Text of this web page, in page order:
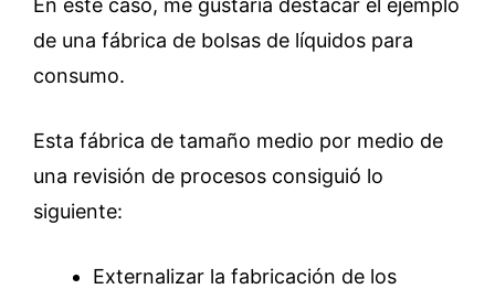
de una fábrica de bolsas de líquidos para
consumo.
Esta fábrica de tamaño medio por medio de
una revisión de procesos consiguió lo
siguiente:
Externalizar la fabricación de los